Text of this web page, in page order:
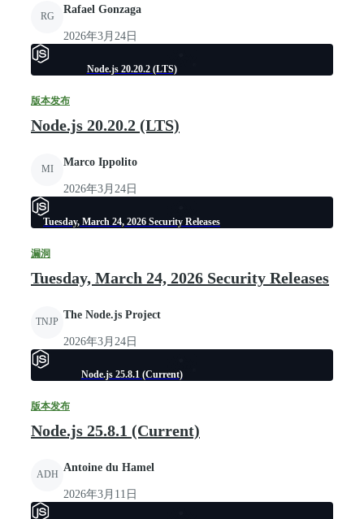
RG
Rafael Gonzaga
2026年3月24日
Node.js 20.20.2 (LTS)
版本发布
Node.js 20.20.2 (LTS)
MI
Marco Ippolito
2026年3月24日
Tuesday, March 24, 2026 Security Releases
漏洞
Tuesday, March 24, 2026 Security Releases
TNJP
The Node.js Project
2026年3月24日
Node.js 25.8.1 (Current)
版本发布
Node.js 25.8.1 (Current)
ADH
Antoine du Hamel
2026年3月11日